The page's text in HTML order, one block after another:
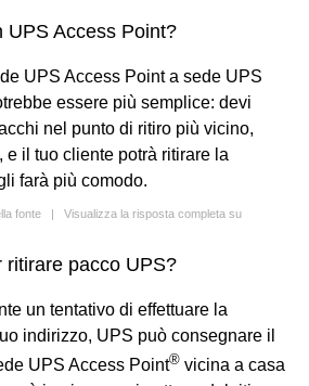
UPS Access Point?
UPS Access Point a sede UPS
essere più semplice: devi
nel punto di ritiro più vicino,
e il tuo cliente potrà ritirare la
farà più comodo.
fonte | Visualizza la risposta completa su
ritirare pacco UPS?
un tentativo di effettuare la
indirizzo, UPS può consegnare il
UPS Access Point® vicina a casa